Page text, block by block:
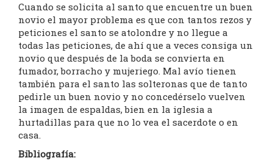
Cuando se solicita al santo que encuentre un buen
novio el mayor problema es que con tantos rezos y
peticiones el santo se atolondre y no llegue a
todas las peticiones, de ahí que a veces consiga un
novio que después de la boda se convierta en
fumador, borracho y mujeriego. Mal avío tienen
también para el santo las solteronas que de tanto
pedirle un buen novio y no concedérselo vuelven
la imagen de espaldas, bien en la iglesia a
hurtadillas para que no lo vea el sacerdote o en
casa.
Bibliografía: